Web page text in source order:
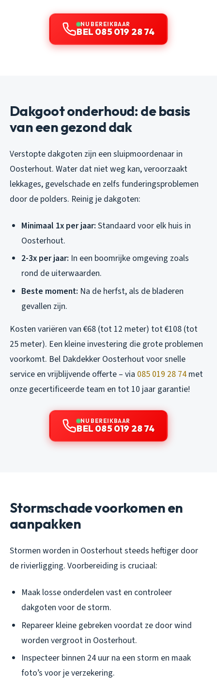
NU BEREIKBAAR
BEL 085 019 28 74
Dakgoot onderhoud: de basis
van een gezond dak
Verstopte dakgoten zijn een sluipmoordenaar in
Oosterhout. Water dat niet weg kan, veroorzaakt
lekkages, gevelschade en zelfs funderingsproblemen
door de polders. Reinig je dakgoten:
Minimaal 1x per jaar: Standaard voor elk huis in
Oosterhout.
2-3x per jaar: In een boomrijke omgeving zoals
rond de uiterwaarden.
Beste moment: Na de herfst, als de bladeren
gevallen zijn.
Kosten variëren van €68 (tot 12 meter) tot €108 (tot
25 meter). Een kleine investering die grote problemen
voorkomt. Bel Dakdekker Oosterhout voor snelle
service en vrijblijvende offerte – via 085 019 28 74 met
onze gecertificeerde team en tot 10 jaar garantie!
NU BEREIKBAAR
BEL 085 019 28 74
Stormschade voorkomen en
aanpakken
Stormen worden in Oosterhout steeds heftiger door
de rivierligging. Voorbereiding is cruciaal:
Maak losse onderdelen vast en controleer
dakgoten voor de storm.
Repareer kleine gebreken voordat ze door wind
worden vergroot in Oosterhout.
Inspecteer binnen 24 uur na een storm en maak
foto’s voor je verzekering.